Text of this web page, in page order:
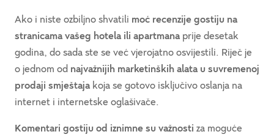
Ako i niste ozbiljno shvatili moć recenzije gostiju na
stranicama vašeg hotela ili apartmana prije desetak
godina, do sada ste se već vjerojatno osvijestili. Riječ je
o jednom od najvažnijih marketinških alata u suvremenoj
prodaji smještaja koja se gotovo isključivo oslanja na
internet i internetske oglašivače.
Komentari gostiju od iznimne su važnosti za moguće